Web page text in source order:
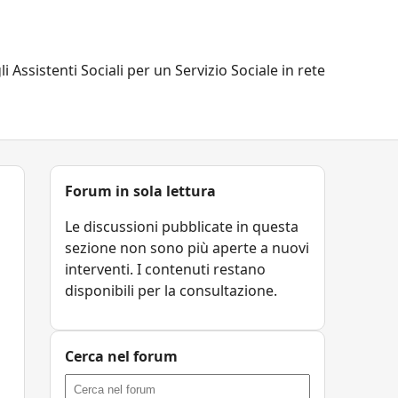
Assistenti Sociali per un Servizio Sociale in rete
Forum in sola lettura
Le discussioni pubblicate in questa
sezione non sono più aperte a nuovi
interventi. I contenuti restano
disponibili per la consultazione.
Cerca nel forum